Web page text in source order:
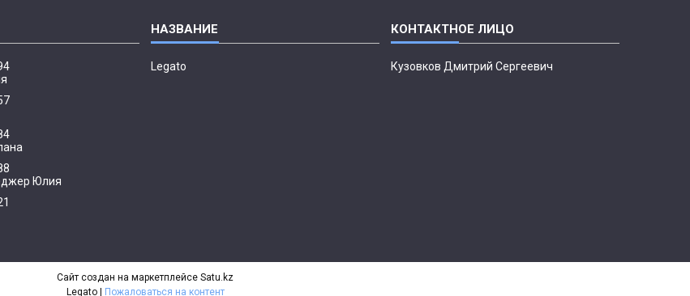
Юлия
Legato Кузовков Дмитрий Сергеевич
Сайт создан на маркетплейсе Satu.kz
Пожаловаться на контент